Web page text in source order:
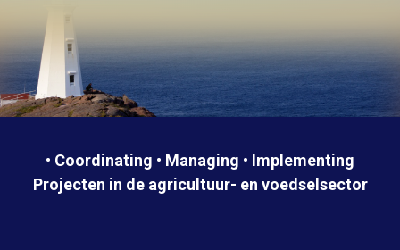
• Coordinating • Managing • Implementing
Projecten in de agricultuur- en voedselsector